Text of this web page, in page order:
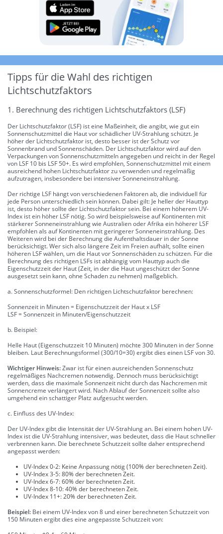
Tipps für die Wahl des richtigen
Lichtschutzfaktors
1. Berechnung des richtigen Lichtschutzfaktors (LSF)
Der Lichtschutzfaktor (LSF) ist eine Maßeinheit, die angibt, wie gut ein
Sonnenschutzmittel die Haut vor schädlicher UV-Strahlung schützt. Je
höher der Lichtschutzfaktor ist, desto besser ist der Schutz vor
Sonnenbrand und Sonnenschäden. Der Lichtschutzfaktor wird auf den
Verpackungen von Sonnenschutzmitteln angegeben und reicht in der Regel
von LSF 10 bis LSF 50+. Es wird empfohlen, Sonnenschutzmittel mit einem
ausreichend hohen Lichtschutzfaktor zu verwenden und regelmäßig
aufzutragen, insbesondere bei intensiver Sonneneinstrahlung.
Der richtige LSF hängt von verschiedenen Faktoren ab, die individuell für
jede Person unterschiedlich sein können. Dabei gilt: Je heller der Hauttyp
ist, desto höher sollte der Lichtschutzfaktor sein. Bei einem höherem UV-
Index ist ein höher LSF nötig. So wird beispielsweise auf Kontinenten mit
stärkerer Sonneneinstrahlung wie Australien oder Afrika ein höherer LSF
empfohlen als auf Kontinenten mit geringerer Sonneneinstrahlung. Des
Weiteren wird bei der Berechnung die Aufenthaltsdauer in der Sonne
berücksichtigt. Wer sich also längere Zeit im Freien aufhält, sollte einen
höheren LSF wählen, um die Haut vor Sonnenschäden zu schützen. Für die
Berechnung des richtigen LSFs ist abhängig vom Hauttyp auch die
Eigenschutzzeit der Haut (Zeit, in der die Haut ungeschützt der Sonne
ausgesetzt sein kann, ohne Schaden zu nehmen) maßgeblich.
a. Sonnenschutzformel: Den richtigen Lichtschutzfaktor berechnen:
Sonnenzeit in Minuten = Eigenschutzzeit der Haut x LSF
LSF = Sonnenzeit in Minuten/Eigenschutzzeit
b. Beispiel:
Helle Haut (Eigenschutzzeit 10 Minuten) möchte 300 Minuten in der Sonne
bleiben. Laut Berechnungsformel (300/10=30) ergibt dies einen LSF von 30.
Wichtiger Hinweis:Zwar ist für einen ausreichenden Sonnenschutz
regelmäßiges Nachcremen notwendig. Dennoch muss berücksichtigt
werden, dass die maximale Sonnenzeit nicht durch das Nachcremen mit
Sonnencreme verlängert wird. Nach Ablauf der Sonnenzeit sollte also
umgehend ein schattiger Platz aufgesucht werden.
c. Einfluss des UV-Index:
Der UV-Index gibt die Intensität der UV-Strahlung an. Bei einem hohen UV-
Index ist die UV-Strahlung intensiver, was bedeutet, dass die Haut schneller
verbrennen kann. Die berechnete Schutzzeit sollte daher entsprechend
angepasst werden:
UV-Index 0-2: Keine Anpassung nötig (100% der berechneten Zeit).
UV-Index 3-5: 80% der berechneten Zeit.
UV-Index 6-7: 60% der berechneten Zeit.
UV-Index 8-10: 40% der berechneten Zeit.
UV-Index 11+: 20% der berechneten Zeit.
Beispiel: Bei einem UV-Index von 8 und einer berechneten Schutzzeit von
150 Minuten ergibt dies eine angepasste Schutzzeit von: